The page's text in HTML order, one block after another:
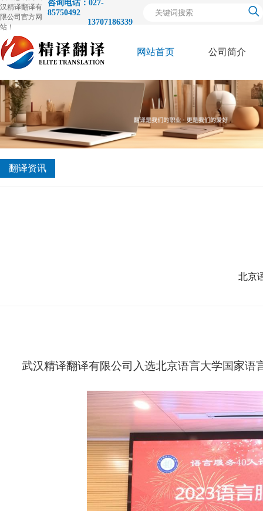
汉精译翻译有
限公司官方网
站！
咨询电话：027-
85750492
13707186339
网站首页 公司简介
关
于
翻译资讯
北京
武汉精译翻译有限公司入选北京语言大学国家语